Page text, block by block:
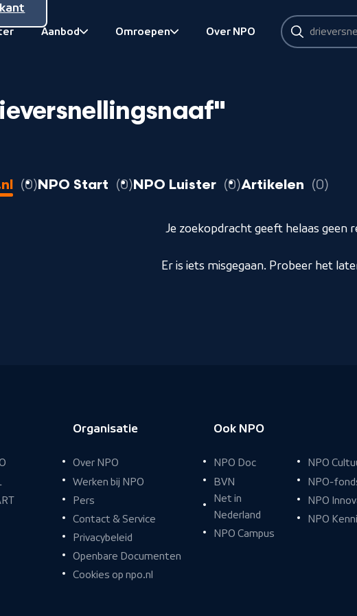
Aanbod
Omroepen
Over NPO
Zoeken
Zoeken
0 resultaten
NPO Start 0 resultaten
NPO Luister 0 resultaten
Artikelen 0
Je zoekopdracht geeft helaas geen
Er is iets misgegaan. Probeer het
Organisatie
Over NPO
Werken bij NPO
Pers
Contact & Service
Privacybeleid
Openbare Documenten
Cookies op npo.nl
Ook NPO
NPO Doc
BVN
Net in
Nederland
NPO Campus
NPO
NPO-
NPO
NPO